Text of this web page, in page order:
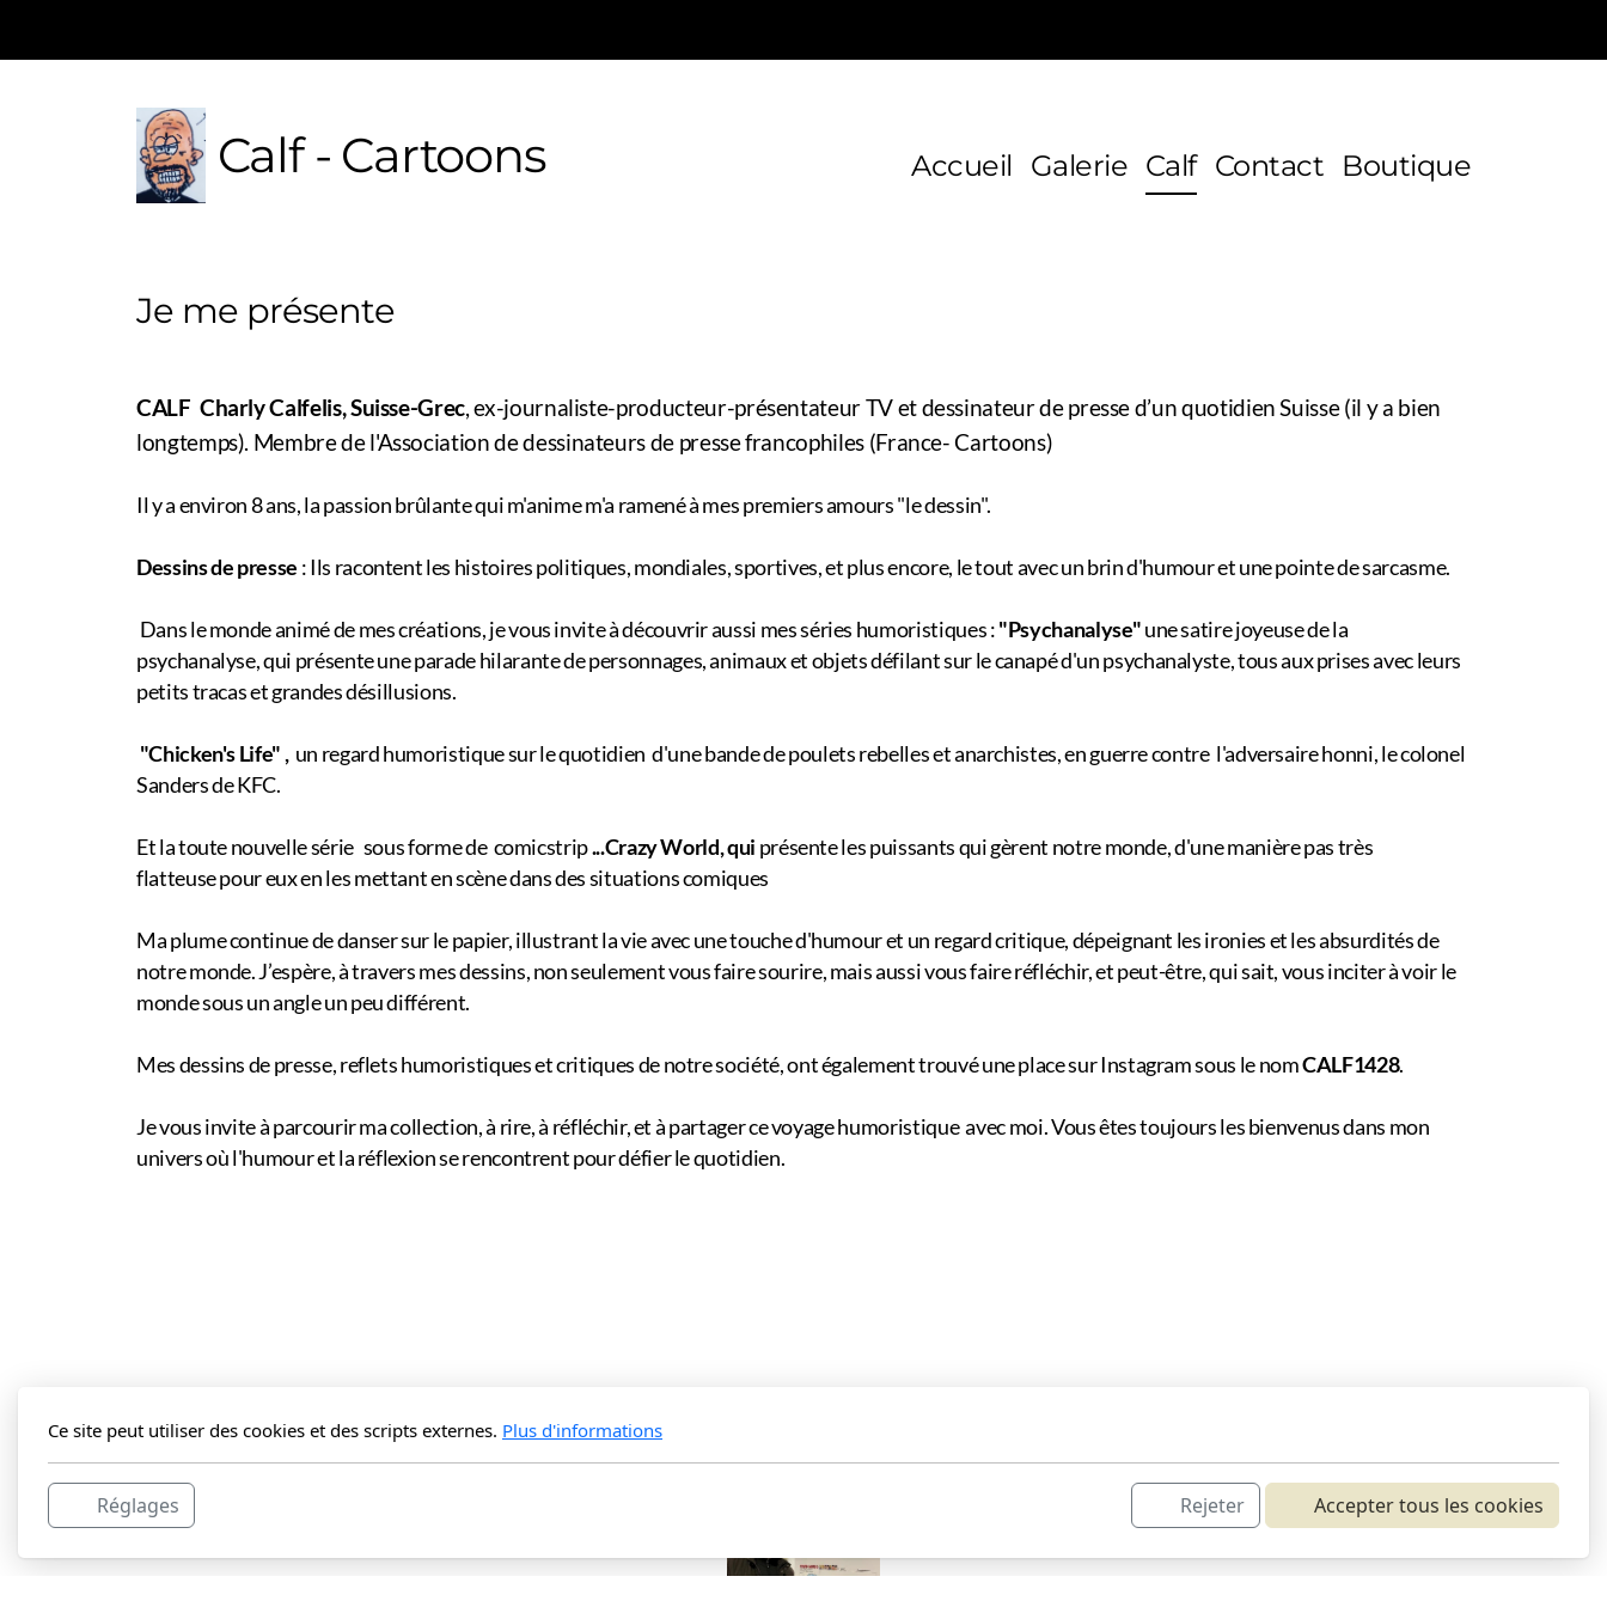
Calf - Cartoons Accueil Galerie Calf Contact Boutique
Je me présente
CALF Charly Calfelis, Suisse-Grec,ex-journaliste-producteur-présentateur TV et dessinateur de presse d’un quotidien Suisse (il y a bien
longtemps). Membre de l'Association de dessinateurs de presse francophiles (France- Cartoons)
Il y a environ 8 ans, la passion brûlante qui m'anime m'a ramené à mes premiers amours "le dessin".
Dessins de presse : Ils racontent les histoires politiques, mondiales, sportives, et plus encore, le tout avec un brin d'humour et une pointe de sarcasme.
Dans le monde animé de mes créations, je vous invite à découvrir aussi mes séries humoristiques :"Psychanalyse"une satire joyeuse de la
psychanalyse, qui présente une parade hilarante de personnages, animaux et objets défilant sur le canapé d'un psychanalyste, tous aux prises avec leurs
petits tracas et grandes désillusions.
"Chicken's Life" , un regard humoristique sur le quotidien d'une bande de poulets rebelles et anarchistes, en guerre contre l'adversaire honni, le colonel
Sanders de KFC.
Et la toute nouvelle série sous forme de comicstrip...Crazy World, qui présente les puissants qui gèrent notre monde, d'une manière pas très
flatteusepour eux en les mettant en scène dans des situations comiques
Ma plume continue de danser sur le papier, illustrant la vie avec une touche d'humour et un regard critique, dépeignant les ironies et les absurdités de
notre monde. J’espère, à travers mes dessins, non seulement vous faire sourire, mais aussi vous faire réfléchir, et peut-être, qui sait, vous inciter à voir le
monde sous un angle un peu différent.
Mes dessins de presse, reflets humoristiques et critiques de notre société, ont également trouvé une place sur Instagram sous le nomCALF1428.
Je vous invite à parcourir ma collection, à rire, à réfléchir, et à partager ce voyage humoristique avec moi. Vous êtes toujours les bienvenus dans mon
univers où l'humour et la réflexion se rencontrent pour défier le quotidien.
Ce site peut utiliser des cookies et des scripts externes. Plus d'informations
Réglages Rejeter Accepter tous les cookies